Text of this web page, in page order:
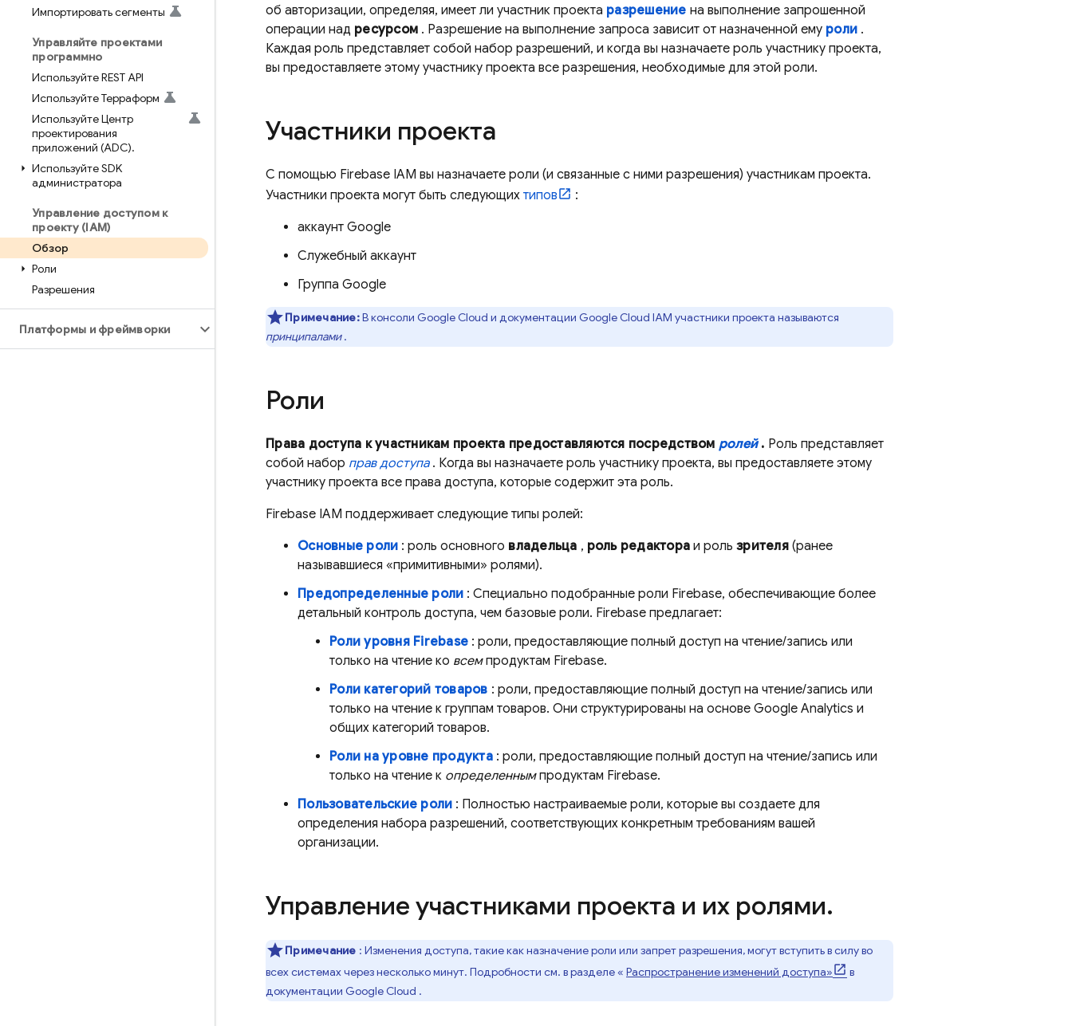
Импортировать сегменты
Управляйте проектами
программно
Используйте REST API
Используйте Терраформ
Используйте Центр
проектирования
приложений (ADC).
Используйте SDK
администратора
Управление доступом к
проекту (IAM)
Обзор
Роли
Разрешения
Платформы и фреймворки
об авторизации, определяя, имеет ли участник проекта разрешение на выполнение запрошенной
операции над ресурсом . Разрешение на выполнение запроса зависит от назначенной ему роли .
Каждая роль представляет собой набор разрешений, и когда вы назначаете роль участнику проекта,
вы предоставляете этому участнику проекта все разрешения, необходимые для этой роли.
Участники проекта
С помощью Firebase IAM вы назначаете роли (и связанные с ними разрешения) участникам проекта.
Участники проекта могут быть следующих типов
:
аккаунт Google
Служебный аккаунт
Группа Google
Примечание:В консоли Google Cloud и документации Google Cloud IAM участники проекта называются
принципалами.
Роли
Права доступа к участникам проекта предоставляются посредством ролей. Роль представляет
собой набор прав доступа. Когда вы назначаете роль участнику проекта, вы предоставляете этому
участнику проекта все права доступа, которые содержит эта роль.
Firebase IAM поддерживает следующие типы ролей:
Основные роли : роль основного владельца , роль редактора и роль зрителя(ранее
называвшиеся «примитивными» ролями).
Предопределенные роли : Специально подобранные роли Firebase, обеспечивающие более
детальный контроль доступа, чем базовые роли. Firebase предлагает:
Роли уровня Firebase : роли, предоставляющие полный доступ на чтение/запись или
только на чтение ко всемпродуктам Firebase.
Роли категорий товаров : роли, предоставляющие полный доступ на чтение/запись или
только на чтение к группам товаров. Они структурированы на основе Google Analytics и
общих категорий товаров.
Роли на уровне продукта: роли, предоставляющие полный доступ на чтение/запись или
только на чтение к определеннымпродуктам Firebase.
Пользовательские роли : Полностью настраиваемые роли, которые вы создаете для
определения набора разрешений, соответствующих конкретным требованиям вашей
организации.
Управление участниками проекта и их ролями.
Примечание : Изменения доступа, такие как назначение роли или запрет разрешения, могут вступить в силу во
всех системах через несколько минут. Подробности см. в разделе « Распространение изменений доступа»
в
документации Google Cloud .